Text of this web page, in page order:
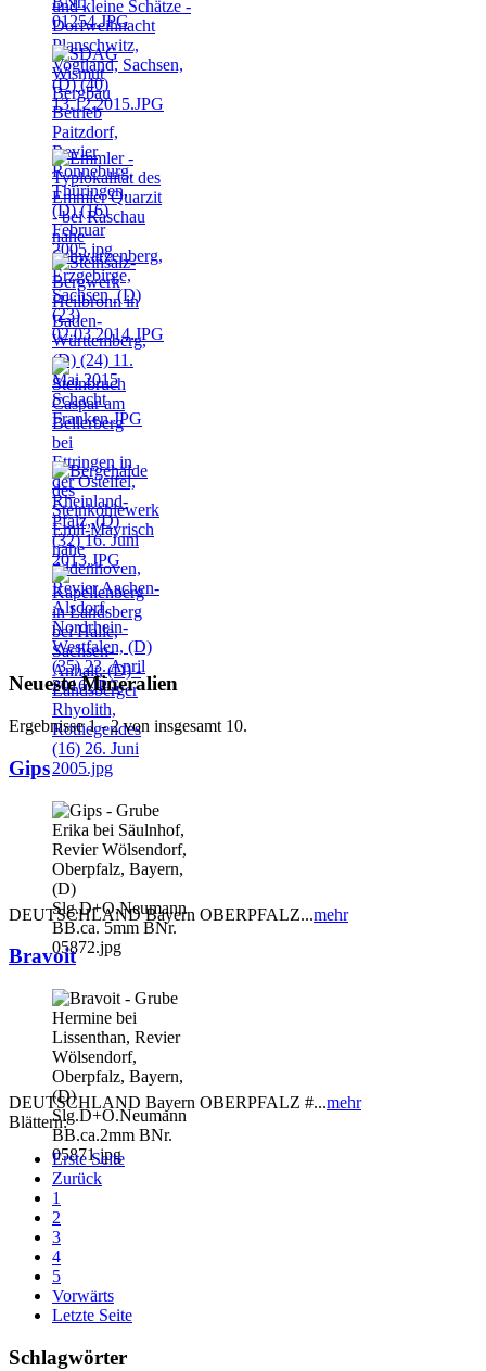
Neueste Mineralien
Ergebnisse 1 - 2 von insgesamt 10.
Gips
DEUTSCHLAND Bayern OBERPFALZ...mehr
Bravoit
DEUTSCHLAND Bayern OBERPFALZ #...mehr
Blättern:
Erste Seite
Zurück
1
2
3
4
5
Vorwärts
Letzte Seite
Schlagwörter